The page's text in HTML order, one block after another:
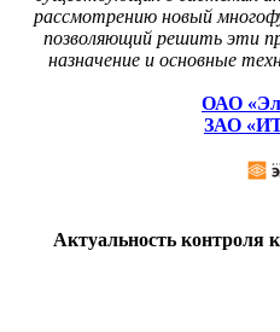
рассмотрению новый
позволяющий решить эти
назначение и основные
ОАО
ЗАО
Актуальность контроля